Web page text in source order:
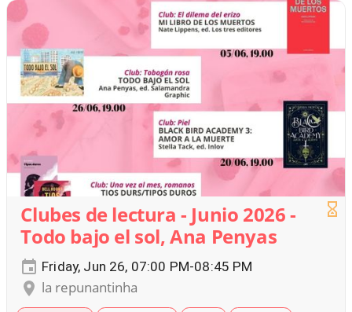
Clubes de lectura - Junio 2026 -
Todo bajo el sol, Ana Penyas
Friday, Jun 26, 07:00 PM-08:45 PM
la repunantinha